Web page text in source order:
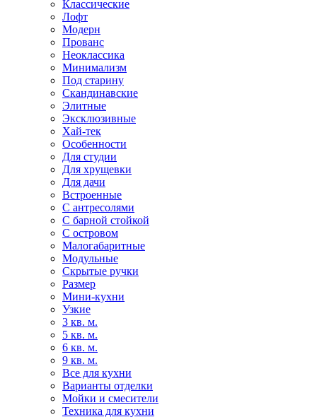
Классические
Лофт
Модерн
Прованс
Неоклассика
Минимализм
Под старину
Скандинавские
Элитные
Эксклюзивные
Хай-тек
Особенности
Для студии
Для хрущевки
Для дачи
Встроенные
С антресолями
С барной стойкой
С островом
Малогабаритные
Модульные
Скрытые ручки
Размер
Мини-кухни
Узкие
3 кв. м.
5 кв. м.
6 кв. м.
9 кв. м.
Все для кухни
Варианты отделки
Мойки и смесители
Техника для кухни